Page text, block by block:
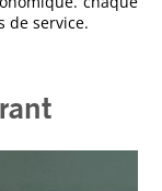
de service.